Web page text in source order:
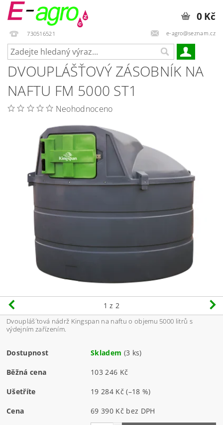
730516521 e-agro@seznam.cz
0 Kč
DVOUPLÁŠŤOVÝ ZÁSOBNÍK NA
NAFTU FM 5000 ST1
Neohodnoceno
1 z 2
Dvoupláš´tová nádrž Kingspan na naftu o objemu 5000 litrů s
výdejním zařízením.
Dostupnost Skladem (3 ks)
Běžná cena 103 246 Kč
Ušetříte 19 284 Kč(–18 %)
Cena 69 390 Kč bez DPH